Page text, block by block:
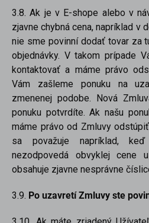
3.8. Ak je v E-shope alebo v
zjavne chybná cena, napríklad v
nie sme povinní dodať tovar za
objednávky. V takom prípade
kontaktovať a máme právo
Vám zašleme ponuku na
zmenenej podobe. Nová
ponuku potvrdíte. Ak našu
máme právo od Zmluvy
sa považuje napríklad,
nezodpovedá obvyklej cene
obsahuje zjavne nesprávne
3.9. Po uzavretí Zmluvy ste